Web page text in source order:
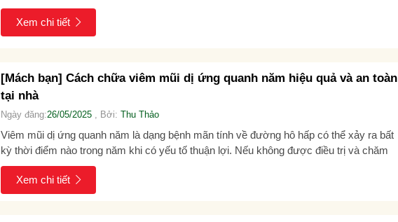
sức khỏe của mỗi...
Xem chi tiết
[Mách bạn] Cách chữa viêm mũi dị ứng quanh năm hiệu quả và an toàn
tại nhà
Ngày đăng:26/05/2025, Bởi: Thu Thảo
Viêm mũi dị ứng quanh năm là dạng bệnh mãn tính về đường hô hấp có thể xảy ra bất
kỳ thời điểm nào trong năm khi có yếu tố thuận lợi. Nếu không được điều trị và chăm
sóc đúng cách có...
Xem chi tiết